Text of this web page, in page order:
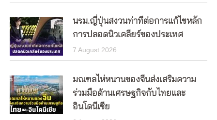
นรม.ญี่ปุ่นสงวนท่าทีต่อการแก้ไขหลัก
การปลอดนิวเคลียร์ของประเทศ
7 August 2026
มณฑลไห่หนานของจีนส่งเสริมความ
ร่วมมือด้านเศรษฐกิจกับไทยและ
อินโดนีเซีย